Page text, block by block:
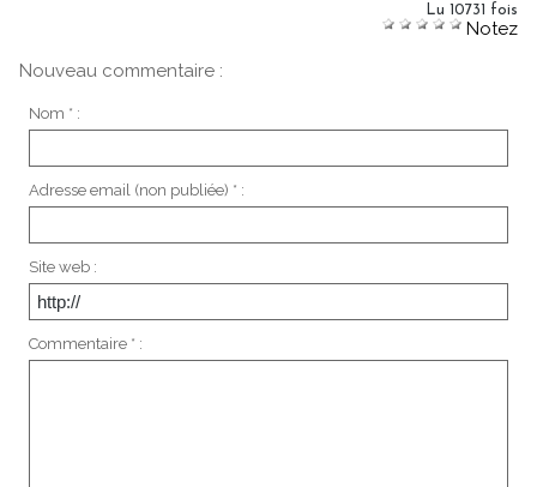
Lu 10731 fois
Notez
Nouveau commentaire :
Nom * :
Adresse email (non publiée) * :
Site web :
Commentaire * :